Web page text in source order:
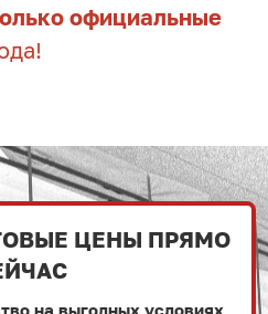
официальные
ЦЕНЫ ПРЯМО
на выгодных условиях